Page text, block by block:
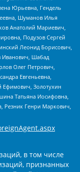
Юрьевна, Гендель
Шуманов Илья
Анатолий Мариевич,
Подузов Сергей
Леонид Борисович,
Иванович, Шабад
Олег Петрович,
Евгеньевна,
Ефимович, Золотухин
Татьяна Иосифовна,
Резник Генри Маркович,
в том числе
признанных